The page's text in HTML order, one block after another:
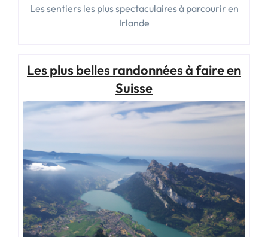
Les sentiers les plus spectaculaires à parcourir en
Irlande
Les plus belles randonnées à faire en
Suisse